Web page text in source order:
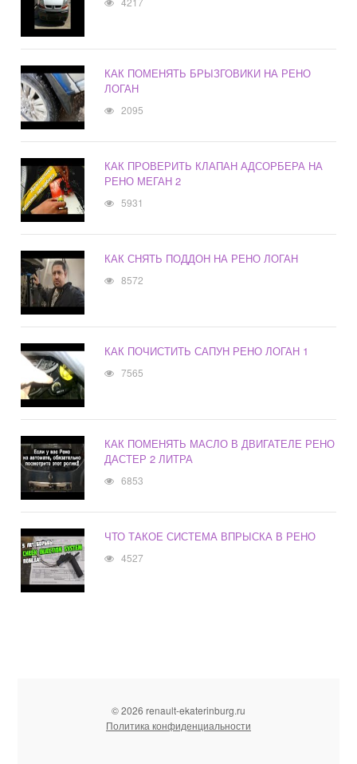
КАК ПОМЕНЯТЬ БРЫЗГОВИКИ НА РЕНО
ЛОГАН
2095
КАК ПРОВЕРИТЬ КЛАПАН АДСОРБЕРА НА
РЕНО МЕГАН 2
5931
КАК СНЯТЬ ПОДДОН НА РЕНО ЛОГАН
8572
КАК ПОЧИСТИТЬ САПУН РЕНО ЛОГАН 1
7565
КАК ПОМЕНЯТЬ МАСЛО В ДВИГАТЕЛЕ РЕНО
ДАСТЕР 2 ЛИТРА
6853
ЧТО ТАКОЕ СИСТЕМА ВПРЫСКА В РЕНО
4527
© 2026 renault-ekaterinburg.ru
Политика конфиденциальности